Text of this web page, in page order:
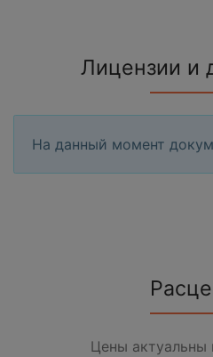
Лицензии и
На данный момент
Цены актуальны